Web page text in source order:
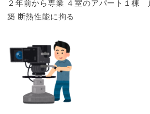
２年前から専業 ４室のアパート１棟
築 断熱性能に拘る